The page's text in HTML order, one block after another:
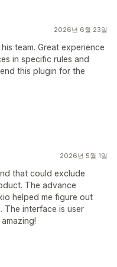
2026년 6월 23일
team. Great experience
in specific rules and
this plugin for the
2026년 5월 1일
that could exclude
The advance
helped me figure out
The interface is user